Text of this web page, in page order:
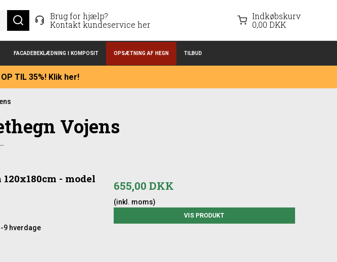
Brug for hjælp?
Kontakt kundeservice her
Indkøbskurv
0,00 DKK
FACADEBEKLÆDNING I KOMPOSIT OPSÆTNING AF HEGN TILBUD
TIL 35%! Klik her!
Vojens
- model
9 hverdage
655,00 DKK
(inkl. moms)
VIS PRODUKT